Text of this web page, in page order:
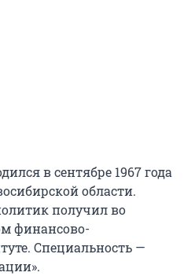
в сентябре 1967 года
области.
получил во
финансово-
Специальность —